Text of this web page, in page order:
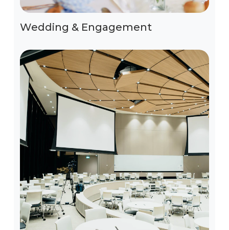
Wedding & Engagement